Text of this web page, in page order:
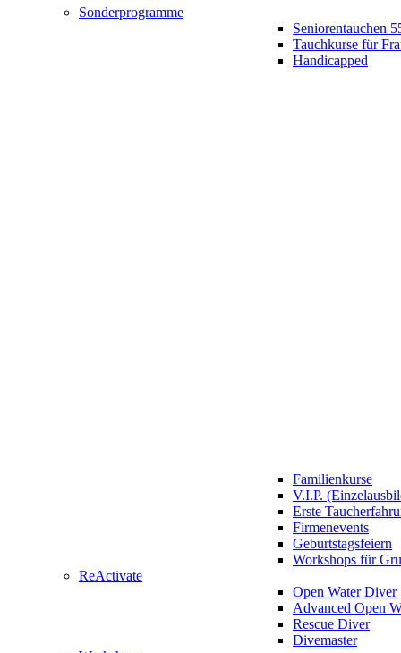
Sonderprogramme
Seniorentauchen
Tauchkurse für
Handicapped
Familienkurse
V.I.P.
Erste
Firmenevents
Geburtstagsfeiern
Workshops für
ReActivate
Open Water Diver
Advanced Open
Rescue Diver
Divemaster